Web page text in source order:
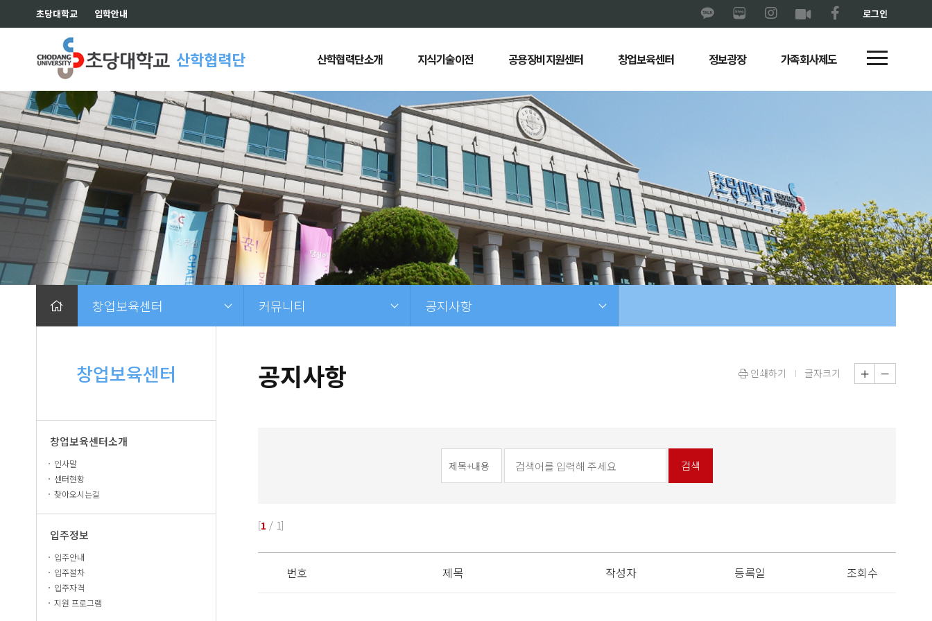
초당대학교 입학안내 로그인
산학협력단 산학협력단소개 지식기술이전 공용장비지원센터 창업보육센터 정보광장 가족회사제도
창업보육센터 커뮤니티 공지사항
창업보육센터
창업보육센터소개
인사말
센터현황
찾아오시는길
입주정보
입주안내
입주절차
입주자격
지원 프로그램
인쇄하기 글자크기
공지사항
검색
[1 / 1]
번호 제목 작성자 등록일 조회수